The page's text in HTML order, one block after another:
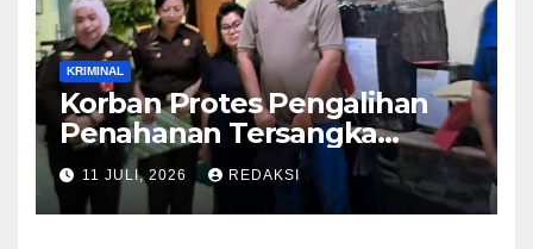
KRIMINAL
Korban Protes Pengalihan
Penahanan Tersangka
Pemalsuan Merek Skincare,
Kasi Penkum Kejati Jatim:
Nanti Saya Tegur Jaksanya
11 JULI, 2026 REDAKSI